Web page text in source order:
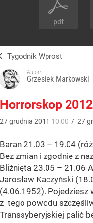
pdf
Tygodnik Wprost
Autor:
Grzesiek Markowski
Horrorskop 2012
27grudnia 2011 10:00 / 27
Baran 21.03 – 19.04
Bez zmian i zgodnie z
Bliźnięta 23.05 – 21.06
Jarosław Kaczyński
(4.06.1952). Pojedziesz
z tego powodu
Transsyberyjskiej palić